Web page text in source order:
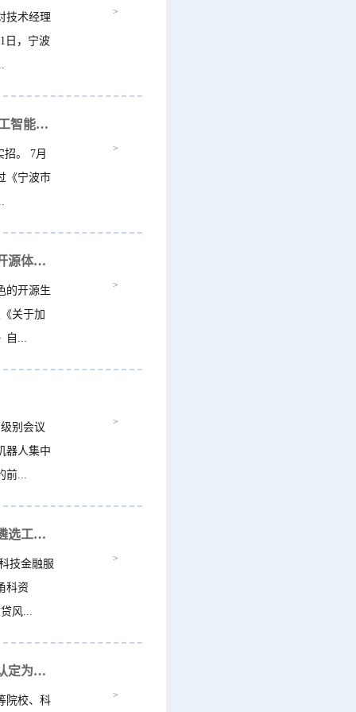
技术经理
日，宁波
>
全国首个！宁波为“AI+制造”护航，锚定“全国人工智能赋能新型工业化标杆城市...
。 7月
《宁波市
>
7月20日起实施！浙江7部门出台意见，加快推进开源体系建设
的开源生
关于加
...
>
别会议
器人集中
...
>
关于组织开展第二批科技信贷风险分担方案公开遴选工作的通知
技金融服
科资
风...
>
关于组织开展2026年度第一批自主研发科技项目认定为宁波市级重点研发计划项目...
院校、科 >